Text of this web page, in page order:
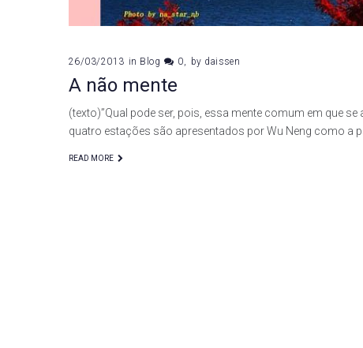
26/03/2013 in Blog 0 by daissen
A não mente
(texto)”Qual pode ser, pois, essa mente comum em que
quatro estações são apresentados por Wu Neng como a
READ MORE